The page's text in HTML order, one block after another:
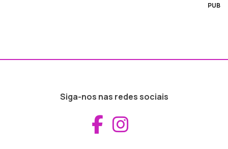
PUB
Siga-nos nas redes sociais
Aceder ao